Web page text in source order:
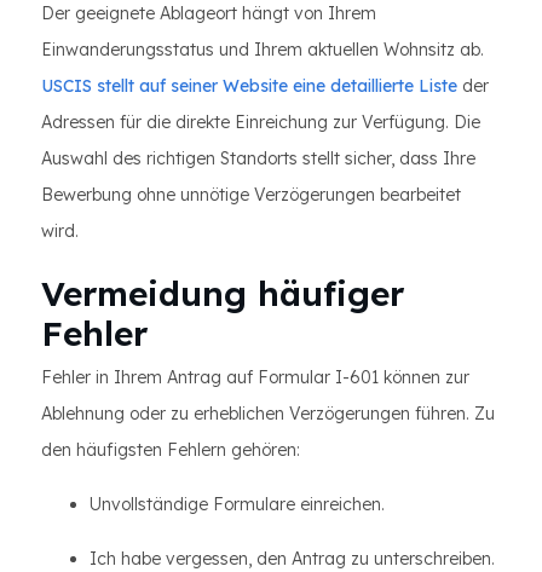
Der geeignete Ablageort hängt von Ihrem
Einwanderungsstatus und Ihrem aktuellen Wohnsitz ab.
USCIS stellt auf seiner Website eine detaillierte Liste der
Adressen für die direkte Einreichung zur Verfügung. Die
Auswahl des richtigen Standorts stellt sicher, dass Ihre
Bewerbung ohne unnötige Verzögerungen bearbeitet
wird.
Vermeidung häufiger
Fehler
Fehler in Ihrem Antrag auf Formular I-601 können zur
Ablehnung oder zu erheblichen Verzögerungen führen. Zu
den häufigsten Fehlern gehören:
Unvollständige Formulare einreichen.
Ich habe vergessen, den Antrag zu unterschreiben.